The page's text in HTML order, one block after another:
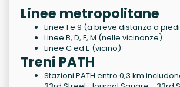
Linee metropolitane
Linee 1 e 9 (a breve distanza a
Linee B, D, F, M (nelle vicinanze)
Linee C ed E (vicino)
Treni PATH
Stazioni PATH entro 0,3 km